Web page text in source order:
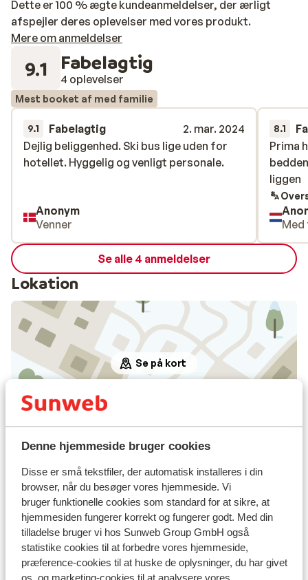
Denne hjemmeside bruger cookies
Disse er små tekstfiler, der automatisk installeres i din
browser, når du besøger vores hjemmeside. Vi
bruger funktionelle cookies som standard for at sikre, at
hjemmesiden fungerer korrekt og fungerer godt. Med din
tilladelse bruger vi hos Sunweb Group GmbH også
statistike cookies til at forbedre vores hjemmeside,
præference-cookies til at huske de oplysninger, du har givet
os, og marketing-cookies til at analysere vores
Dette er 100 % ægte kundeanmeldelser, der ærligt
afspejler deres oplevelser med vores produkt.
Mere om anmeldelser
9.1 Fabelagtig
4 oplevelser
Mest booket af med familie
9.1 Fabelagtig
2. mar. 2024
Dejlig beliggenhed. Ski bus lige uden for
hotellet. Hyggelig og venligt personale.
Dejlig beliggenhed. Ski bus lige uden for
hotellet. Hyggelig og venligt personale.
Anonym
Venner
8.1
Prima
liggen
Prima
liggen
Se alle 4 anmeldelser
Lokation
Se på kort
I området
hippach: ca. 1,9 kilometer
Afstand til lufthavn innsbruck: ca. 71,3 kilometer:
Munich ca. 190 kilometer
Afstand til togstation ramsau hippach: ca. 2,4
kilometer
Afstand til busstoppested ca. 10 meter
Afstand til skipiste mayrhofen: ca. 4 kilometer